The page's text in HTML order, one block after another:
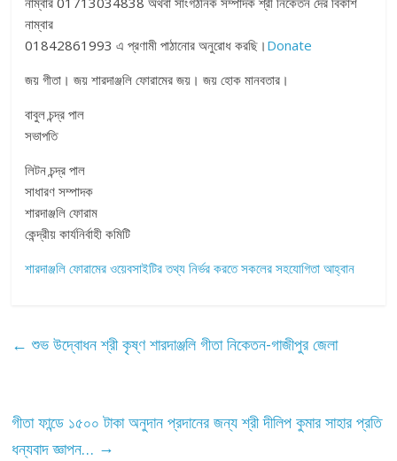
নাম্বার
01842861993 এ প্রণামী পাঠানোর অনুরোধ করছি। Donate
জয় গীতা। জয় শারদাঞ্জলি ফোরামের জয়। জয় হোক মানবতার।
বাবুল চন্দ্র পাল
সভাপতি
লিটন চন্দ্র পাল
সাধারণ সম্পাদক
শারদাঞ্জলি ফোরাম
কেন্দ্রীয় কার্যনির্বাহী কমিটি
শারদাঞ্জলি ফোরামের ওয়েবসাইটির তথ্য নির্ভর করতে সকলের সহযোগিতা আহ্বান
← শুভ উদ্বোধন শ্রী কৃষ্ণ শারদাঞ্জলি গীতা নিকেতন-গাজীপুর জেলা
গীতা ফান্ডে ১৫০০ টাকা অনুদান প্রদানের জন্য শ্রী দীলিপ কুমার সাহার প্রতি
ধন্যবাদ জ্ঞাপন… →